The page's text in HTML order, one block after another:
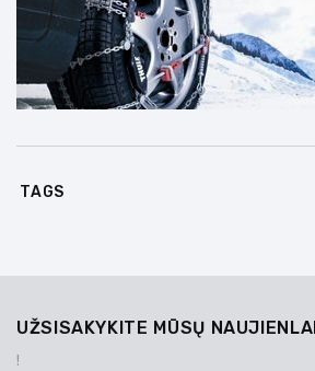
TAGS
UŽSISAKYKITE MŪSŲ
!